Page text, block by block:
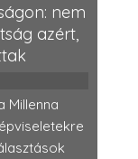
nem
azért,
Millenna